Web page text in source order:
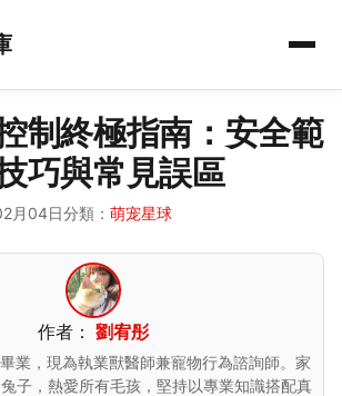
制終極指南：安全範
巧與常見誤區
月04日分類： 萌宠星球
作者： 劉宥彤
業，現為執業獸醫師兼寵物行為諮詢師。家
子，熱愛所有毛孩，堅持以專業知識搭配真